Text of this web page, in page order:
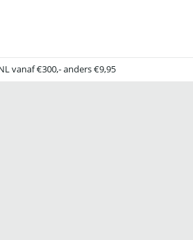
vanaf €300,- anders €9,95